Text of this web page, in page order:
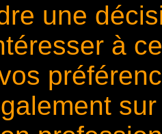
une
à